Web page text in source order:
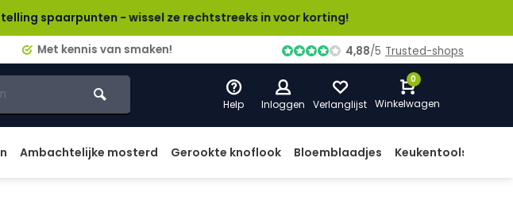
spaarpunten - wissel ze rechtstreeks in voor korting!
Met kennis van smaken! 4,88/5 Trusted-shops
Help Inloggen Verlanglijst
0
Winkelwagen
Ambachtelijke mosterd Gerookte knoflook Bloemblaadjes Keukentools